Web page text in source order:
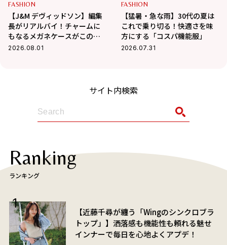
FASHION
【J&M デヴィッドソン】編集
長がリアルバイ！チャームに
もなるメガネケースがこの夏
大活躍の予感
2026.08.01
FASHION
【猛暑・急な雨】30代の夏は
これで乗り切る！快適さを味
方にする「コスパ機能服」
2026.07.31
サイト内検索
Ranking
ランキング
【近藤千尋が纏う「Wingのシンクロブラ
トップ」】洒落感も機能性も頼れる魅せ
インナーで毎日を心地よくアプデ！